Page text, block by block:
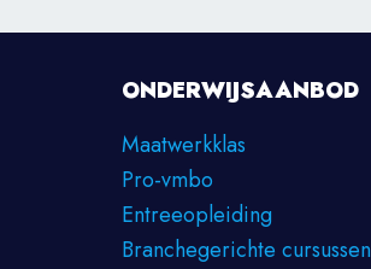
ONDERWIJSAANBOD
Maatwerkklas
Pro-vmbo
Entreeopleiding
Branchegerichte cursussen